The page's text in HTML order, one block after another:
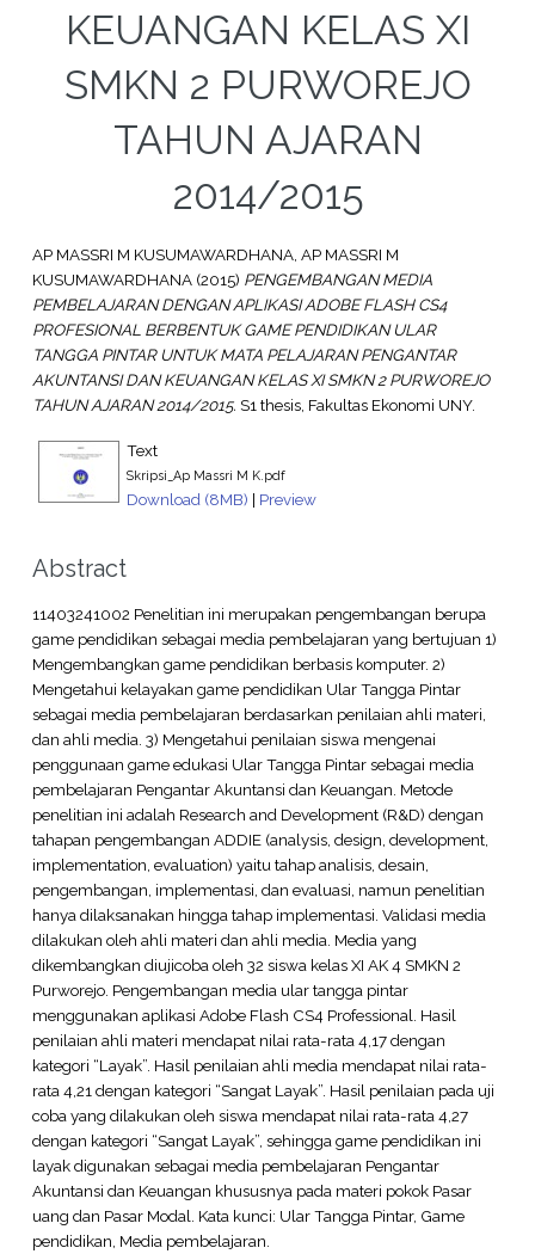
KEUANGAN KELAS XI
SMKN 2 PURWOREJO
TAHUN AJARAN
2014/2015
AP MASSRI M KUSUMAWARDHANA, AP MASSRI M
KUSUMAWARDHANA(2015) PENGEMBANGAN MEDIA
PEMBELAJARAN DENGAN APLIKASI ADOBE FLASH CS4
PROFESIONAL BERBENTUK GAME PENDIDIKAN ULAR
TANGGA PINTAR UNTUK MATA PELAJARAN PENGANTAR
AKUNTANSI DAN KEUANGAN KELAS XI SMKN 2 PURWOREJO
TAHUN AJARAN 2014/2015. S1 thesis, Fakultas Ekonomi UNY.
Text
Skripsi_Ap Massri M K.pdf
Download (8MB) | Preview
Abstract
11403241002 Penelitian ini merupakan pengembangan berupa
game pendidikan sebagai media pembelajaran yang bertujuan 1)
Mengembangkan game pendidikan berbasis komputer. 2)
Mengetahui kelayakan game pendidikan Ular Tangga Pintar
sebagai media pembelajaran berdasarkan penilaian ahli materi,
dan ahli media. 3) Mengetahui penilaian siswa mengenai
penggunaan game edukasi Ular Tangga Pintar sebagai media
pembelajaran Pengantar Akuntansi dan Keuangan. Metode
penelitian ini adalah Research and Development (R&D) dengan
tahapan pengembangan ADDIE (analysis, design, development,
implementation, evaluation) yaitu tahap analisis, desain,
pengembangan, implementasi, dan evaluasi, namun penelitian
hanya dilaksanakan hingga tahap implementasi. Validasi media
dilakukan oleh ahli materi dan ahli media. Media yang
dikembangkan diujicoba oleh 32 siswa kelas XI AK 4 SMKN 2
Purworejo. Pengembangan media ular tangga pintar
menggunakan aplikasi Adobe Flash CS4 Professional. Hasil
penilaian ahli materi mendapat nilai rata-rata 4,17 dengan
kategori “Layak”. Hasil penilaian ahli media mendapat nilai rata-
rata 4,21 dengan kategori “Sangat Layak”. Hasil penilaian pada uji
coba yang dilakukan oleh siswa mendapat nilai rata-rata 4,27
dengan kategori “Sangat Layak”, sehingga game pendidikan ini
layak digunakan sebagai media pembelajaran Pengantar
Akuntansi dan Keuangan khususnya pada materi pokok Pasar
uang dan Pasar Modal. Kata kunci: Ular Tangga Pintar, Game
pendidikan, Media pembelajaran.